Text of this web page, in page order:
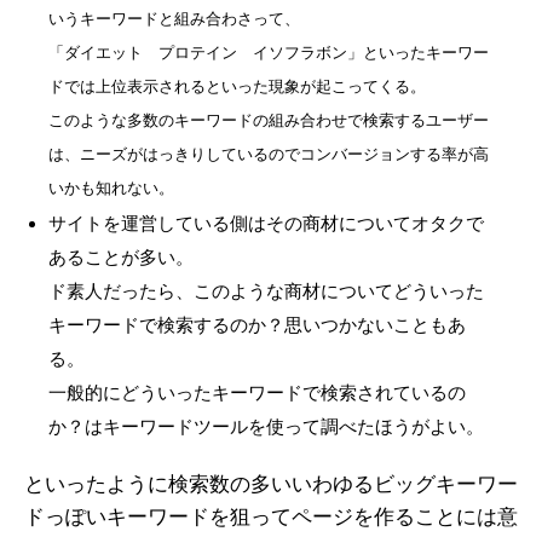
いうキーワードと組み合わさって、
「ダイエット プロテイン イソフラボン」といったキーワー
ドでは上位表示されるといった現象が起こってくる。
このような多数のキーワードの組み合わせで検索するユーザー
は、ニーズがはっきりしているのでコンバージョンする率が高
いかも知れない。
サイトを運営している側はその商材についてオタクで
あることが多い。
ド素人だったら、このような商材についてどういった
キーワードで検索するのか？思いつかないこともあ
る。
一般的にどういったキーワードで検索されているの
か？はキーワードツールを使って調べたほうがよい。
といったように検索数の多いいわゆるビッグキーワー
ドっぽいキーワードを狙ってページを作ることには意